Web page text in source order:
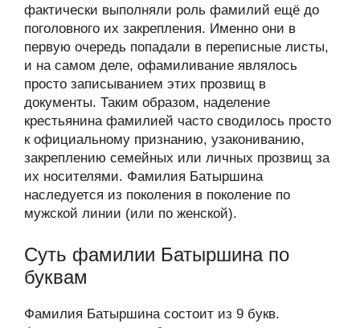
фактически выполняли роль фамилий ещё до
поголовного их закрепления. Именно они в
первую очередь попадали в переписные листы,
и на самом деле, офамиливание являлось
просто записыванием этих прозвищ в
документы. Таким образом, наделение
крестьянина фамилией часто сводилось просто
к официальному признанию, узакониванию,
закреплению семейных или личных прозвищ за
их носителями. Фамилия Батыршина
наследуется из поколения в поколение по
мужской линии (или по женской).
Суть фамилии Батыршина по
буквам
Фамилия Батыршина состоит из 9 букв.